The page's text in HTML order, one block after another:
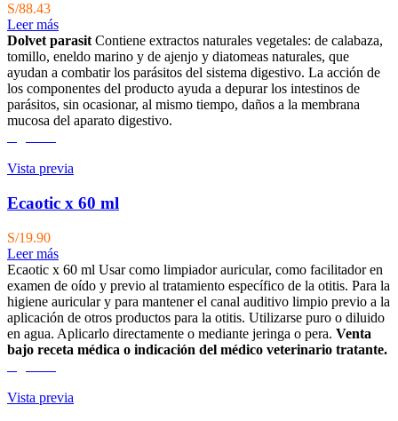
S/88.43
Leer más
Dolvet parasit Contiene extractos naturales vegetales: de calabaza,
tomillo, eneldo ma­rino y de ajenjo y diatomeas naturales, que
ayudan a combatir los parásitos del sistema digestivo. La acción de
los componentes del producto ayuda a depurar los intestinos de
parásitos, sin ocasionar, al mismo tiempo, daños a la membrana
mucosa del aparato digestivo.
Vista previa
Ecaotic x 60 ml
S/19.90
Leer más
Ecaotic x 60 ml Usar como limpiador auricular, como facilitador en
examen de oído y previo al tratamiento específico de la otitis. Para la
higiene auricular y para mantener el canal auditivo limpio previo a la
aplicación de otros productos para la otitis. Utilizarse puro o diluido
en agua. Aplicarlo directamente o mediante jeringa o pera. Venta
bajo receta médica o indicación del médico veterinario tratante.
Vista previa